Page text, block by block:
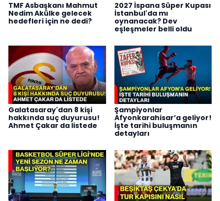
TMF Asbaşkanı Mahmut
Nedim Akülke gelecek
hedefleri için ne dedi?
2027 İspana Süper Kupası
İstanbul'da mı
oynanacak? Dev
eşleşmeler belli oldu
Galatasaray'dan 8 kişi
hakkında suç duyurusu!
Ahmet Çakar da listede
Şampiyonlar
Afyonkarahisar’a geliyor!
İşte tarihi buluşmanın
detayları